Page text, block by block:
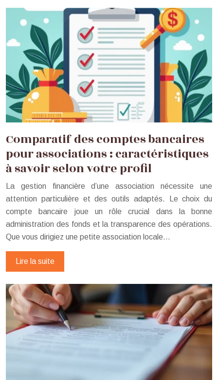
Comparatif des comptes bancaires
pour associations : caractéristiques
à savoir selon votre profil
La gestion financière d’une association nécessite une
attention particulière et des outils adaptés. Le choix du
compte bancaire joue un rôle crucial dans la bonne
administration des fonds et la transparence des opérations.
Que vous dirigiez une petite association locale…
Lire la suite